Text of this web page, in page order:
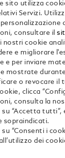
sito utilizza
Servizi.
consultare il
nostri cookie
e migliorare
e per inviare
mostrate
o revocare il
clicca
consulta la
su “Accetta tutti”,
sopraindicati.
su “Consenti i
dei